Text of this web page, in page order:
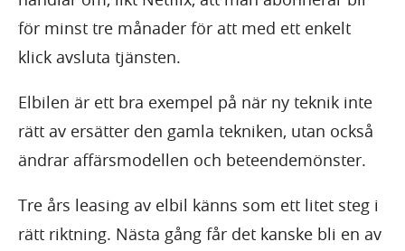
för minst tre månader för att med ett enkelt
klick avsluta tjänsten.
Elbilen är ett bra exempel på när ny teknik inte
rätt av ersätter den gamla tekniken, utan också
ändrar affärsmodellen och beteendemönster.
Tre års leasing av elbil känns som ett litet steg i
rätt riktning. Nästa gång får det kanske bli en av